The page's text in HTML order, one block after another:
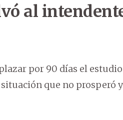
al
por 90 días el
que no prosperó